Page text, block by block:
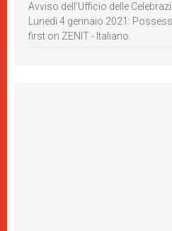
Avviso dell’Ufficio delle
Lunedì 4 gennaio 2021:
first on ZENIT - Italiano.